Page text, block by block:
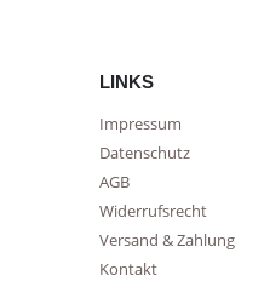
LINKS
Impressum
Datenschutz
AGB
Widerrufsrecht
Versand & Zahlung
Kontakt